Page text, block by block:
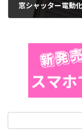
窓シャッター電動